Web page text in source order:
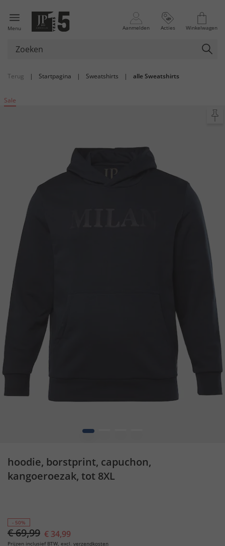
Menu Aanmelden Acties Winkelwagen
Terug | Startpagina | Sweatshirts | alle Sweatshirts
Sale
1
hoodie, borstprint, capuchon,
kangoeroezak, tot 8XL
- 50%
€ 69,99 € 34,99
Prijzen inclusief BTW, excl. verzendkosten